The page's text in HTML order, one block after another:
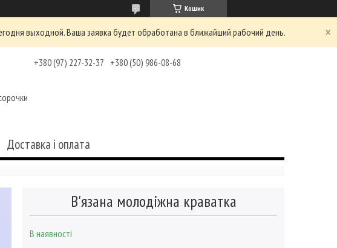
Кошик
выходной. Ваша заявка будет обработана в ближайший рабочий день.
+380 (97) 227-32-37 +380 (50) 986-08-68
Доставка і оплата
В'язана молодіжна краватка
В наявності